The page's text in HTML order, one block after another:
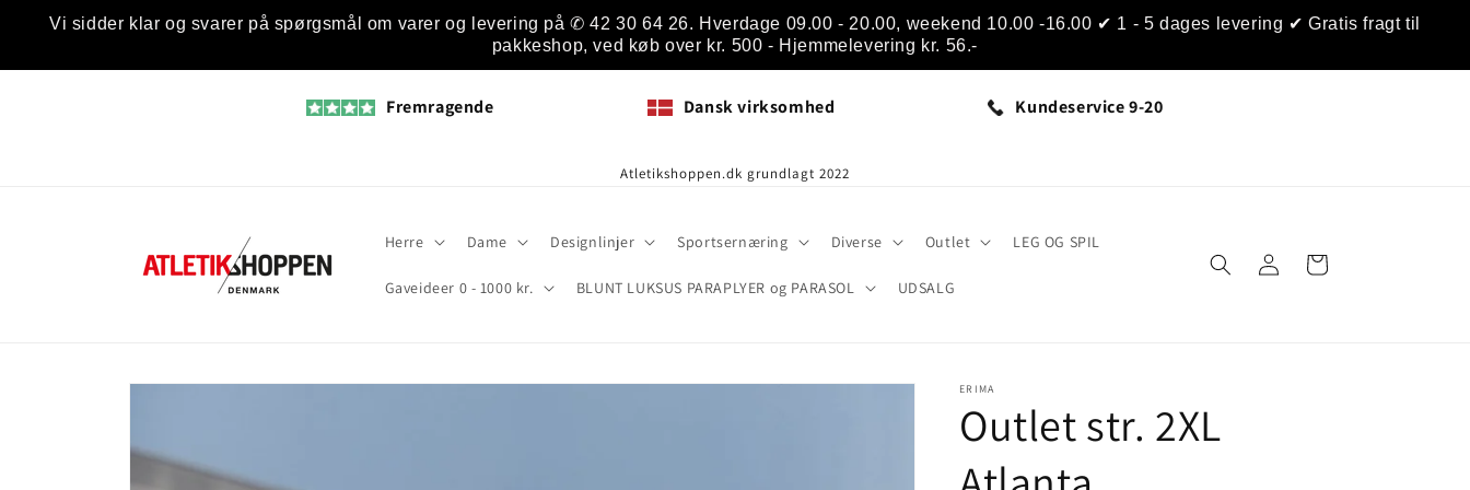
Vi sidder klar og svarer på spørgsmål om varer og levering på ✆ 42 30 64 26. Hverdage 09.00 - 20.00, weekend 10.00 -16.00 ✔ 1 - 5 dages levering ✔ Gratis fragt til
pakkeshop, ved køb over kr. 500 - Hjemmelevering kr. 56.-
Gå til
indhold
Fremragende Dansk virksomhed Kundeservice 9-20
Atletikshoppen.dk grundlagt 2022
Herre Dame Designlinjer Sportsernæring Diverse Outlet LEG OG SPIL
Gaveideer 0 - 1000 kr. BLUNT LUKSUS PARAPLYER og PARASOL UDSALG
Log
ind
Indkøbskurv
ERIMA
Outlet str. 2XL